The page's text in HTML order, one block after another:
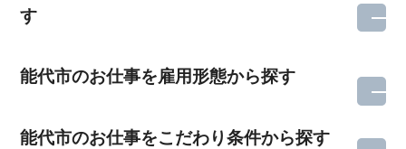
す
能代市のお仕事を雇用形態から探す
能代市のお仕事をこだわり条件から探す